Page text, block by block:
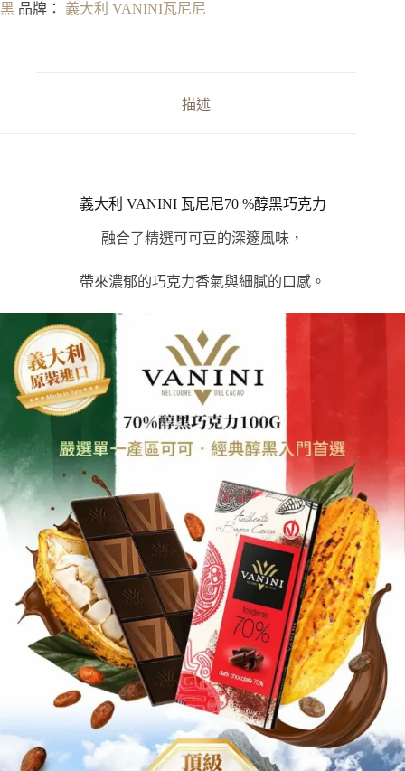
黑 品牌： 義大利 VANINI瓦尼尼
描述
義大利 VANINI 瓦尼尼70 %醇黑巧克力
融合了精選可可豆的深邃風味，
帶來濃郁的巧克力香氣與細膩的口感。